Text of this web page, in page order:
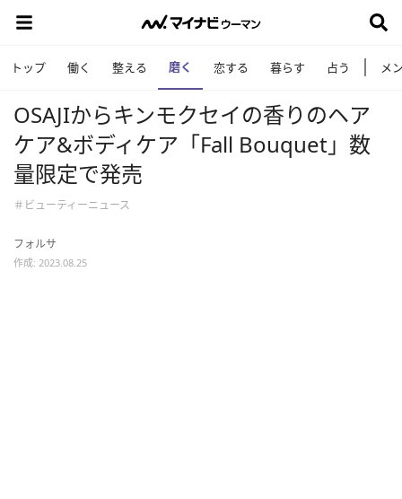
トップ 働く 整える 磨く 恋する 暮らす 占う メ
OSAJIからキンモクセイの香りのヘア
ケア&ボディケア「Fall Bouquet」数
量限定で発売
＃ビューティーニュース
フォルサ
作成: 2023.08.25